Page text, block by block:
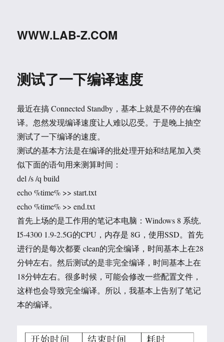
WWW.LAB-Z.COM
测试了一下编译速度
最近在搞 Connected Standby，基本上就是不停的在编
译。忽然发现编译速度让人难以忍受。于是晚上抽空
测试了一下编译的速度。
测试的基本方法是在编译的批处理开始和结尾加入类
似下面的语句用来测算时间：
del /s /q build
echo %time% >> start.txt
echo %time% >> end.txt
首先上场的是工作用的笔记本电脑：Windows 8 系统,
I5-4300 1.9-2.5G的CPU，内存是 8G，使用SSD。首先
进行的是每次都要 clean的完全编译，时间基本上在28
分钟左右。然后测试的是非完全编译，时间基本上在
18分钟左右。很多时候，可能会修改一些配置文件，
这样也会导致完全编译。所以，我基本上告别了笔记
本的编译。